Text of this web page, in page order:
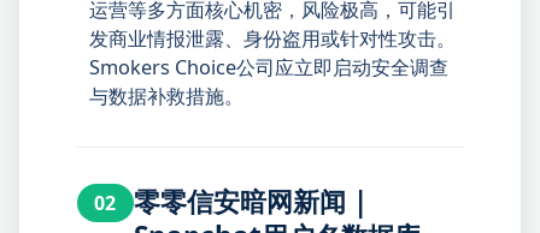
运营等多方面核心机密，风险极高，可能引
发商业情报泄露、身份盗用或针对性攻击。
Smokers Choice公司应立即启动安全调查
与数据补救措施。
02
零零信安暗网新闻 |